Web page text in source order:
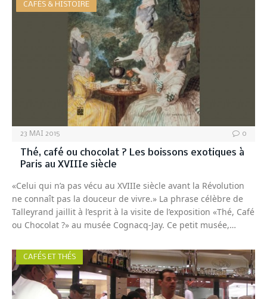
CAFÉS & HISTOIRE
23 MAI 2015 0
Thé, café ou chocolat ? Les boissons exotiques à
Paris au XVIIIe siècle
«Celui qui n’a pas vécu au XVIIIe siècle avant la Révolution
ne connaît pas la douceur de vivre.» La phrase célèbre de
Talleyrand jaillit à l’esprit à la visite de l’exposition «Thé, Café
ou Chocolat ?» au musée Cognacq-Jay. Ce petit musée,…
CAFÉS ET THÉS